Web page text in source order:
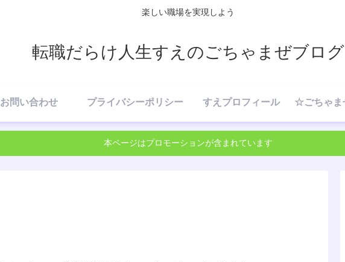
楽しい職場を実現しよう
転職だらけ人生すえのごちゃまぜブログ
お問い合わせ プライバシーポリシー すえプロフィール
本ページはプロモーションが含まれています